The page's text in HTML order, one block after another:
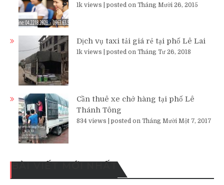
1k views posted on Tháng Mười 26, 2015
Dịch vụ taxi tải giá rẻ tại phố Lê Lai
1k views posted on Tháng Tư 26, 2018
Cần thuê xe chở hàng tại phố Lê
Thánh Tông
834 views posted on Tháng Mười Một 7, 2017
BÀI VIẾT MỚI NHẤT